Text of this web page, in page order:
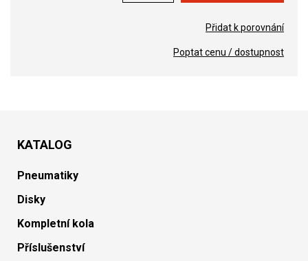
Přidat k porovnání
Poptat cenu / dostupnost
KATALOG
Pneumatiky
Disky
Kompletní kola
Příslušenství